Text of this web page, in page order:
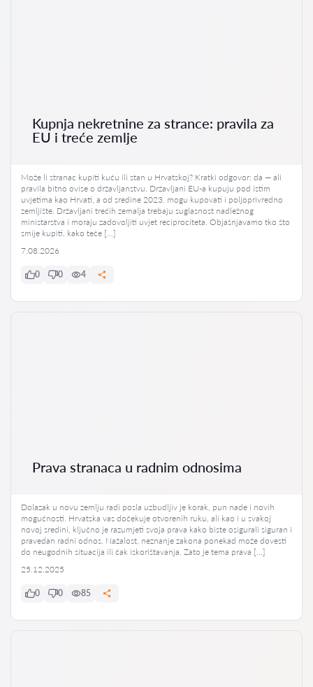
Kupnja nekretnine za strance: pravila za
EU i treće zemlje
Može li stranac kupiti kuću ili stan u Hrvatskoj? Kratki odgovor: da — ali
pravila bitno ovise o državljanstvu. Državljani EU-a kupuju pod istim
uvjetima kao Hrvati, a od sredine 2023. mogu kupovati i poljoprivredno
zemljište. Državljani trećih zemalja trebaju suglasnost nadležnog
ministarstva i moraju zadovoljiti uvjet reciprociteta. Objašnjavamo tko što
smije kupiti, kako teče […]
7.08.2026
0 0 4
Prava stranaca u radnim odnosima
Dolazak u novu zemlju radi posla uzbudljiv je korak, pun nade i novih
mogućnosti. Hrvatska vas dočekuje otvorenih ruku, ali kao i u svakoj
novoj sredini, ključno je razumjeti svoja prava kako biste osigurali siguran i
pravedan radni odnos. Nažalost, neznanje zakona ponekad može dovesti
do neugodnih situacija ili čak iskorištavanja. Zato je tema prava […]
25.12.2025
0 0 85